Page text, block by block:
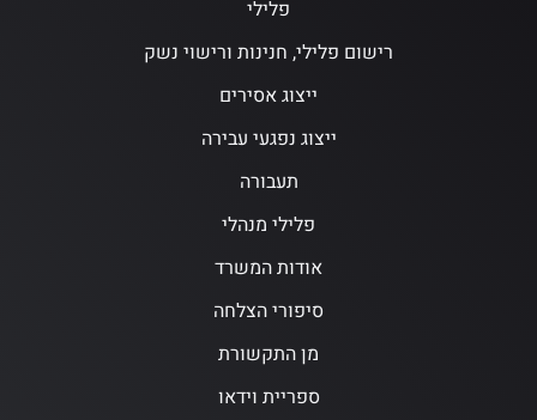
פלילי
רישום פלילי, חנינות ורישוי נשק
ייצוג אסירים
ייצוג נפגעי עבירה
תעבורה
פלילי מנהלי
אודות המשרד
סיפורי הצלחה
מן התקשורת
ספריית וידאו